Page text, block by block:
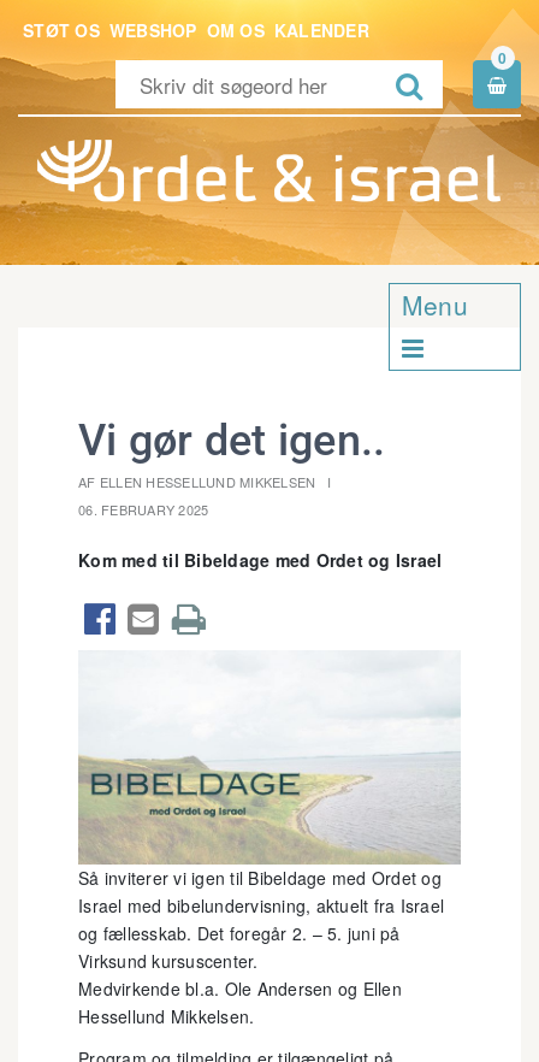
STØT OS WEBSHOP OM OS KALENDER

0

Menu

Vi gør det igen..
AF ELLEN HESSELLUND MIKKELSEN
06. FEBRUARY 2025
Kom med til Bibeldage med Ordet og Israel
  
Så inviterer vi igen til Bibeldage med Ordet og
Israel med bibelundervisning, aktuelt fra Israel
og fællesskab. Det foregår 2. – 5. juni på
Virksund kursuscenter.
Medvirkende bl.a. Ole Andersen og Ellen
Hessellund Mikkelsen.